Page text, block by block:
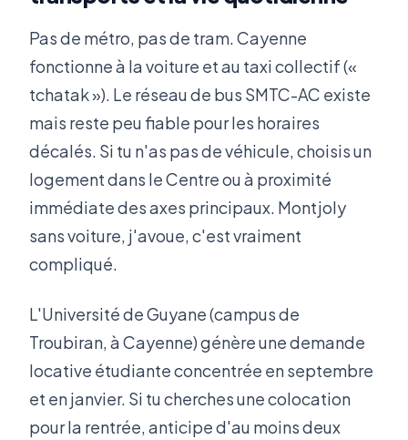
Pas de métro, pas de tram. Cayenne
fonctionne à la voiture et au taxi collectif («
tchatak »). Le réseau de bus SMTC-AC existe
mais reste peu fiable pour les horaires
décalés. Si tu n'as pas de véhicule, choisis un
logement dans le Centre ou à proximité
immédiate des axes principaux. Montjoly
sans voiture, j'avoue, c'est vraiment
compliqué.
L'Université de Guyane (campus de
Troubiran, à Cayenne) génère une demande
locative étudiante concentrée en septembre
et en janvier. Si tu cherches une colocation
pour la rentrée, anticipe d'au moins deux